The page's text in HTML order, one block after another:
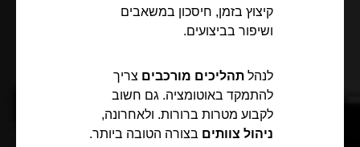
קיצוץ בזמן, חיסכון במשאבים
ושיפור בביצועים.
לנהל תהליכים מורכבים צריך
להתמקד באוטומציה. גם חשוב
לקבוע מטרות ברורות. ולאחרונה,
ניהול צוותים בצורה הטובה ביותר.